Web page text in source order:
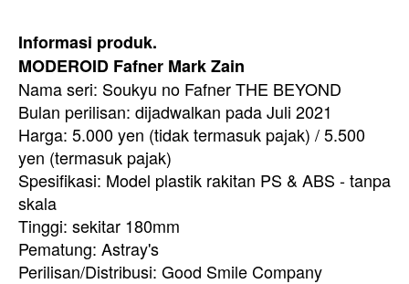
Informasi produk.
MODEROID Fafner Mark Zain
Nama seri: Soukyu no Fafner THE BEYOND
Bulan perilisan: dijadwalkan pada Juli 2021
Harga: 5.000 yen (tidak termasuk pajak) / 5.500
yen (termasuk pajak)
Spesifikasi: Model plastik rakitan PS & ABS - tanpa
skala
Tinggi: sekitar 180mm
Pematung: Astray's
Perilisan/Distribusi: Good Smile Company